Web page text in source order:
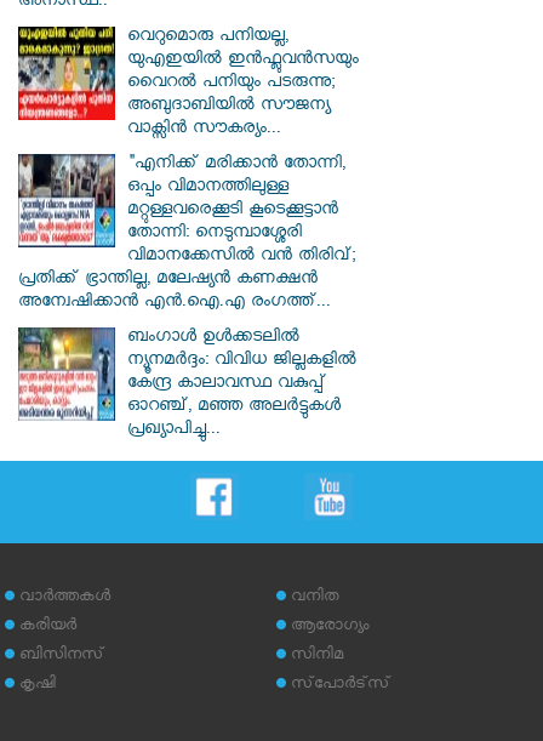
വെറുമൊരു പനിയല്ല,
യുഎഇയിൽ ഇൻഫ്ലുവൻസയും
വൈറൽ പനിയും പടരുന്നു;
അബുദാബിയിൽ സൗജന്യ
വാക്സിൻ സൗകര്യം...
"എനിക്ക് മരിക്കാൻ തോന്നി,
ഒപ്പം വിമാനത്തിലുള്ള
മറ്റുള്ളവരെക്കൂടി കൂടെക്കൂട്ടാൻ
തോന്നി: നെടുമ്പാശ്ശേരി
വിമാനക്കേസിൽ വൻ തിരിവ്;
പ്രതിക്ക് ഭ്രാന്തില്ല, മലേഷ്യൻ കണക്ഷൻ
അന്വേഷിക്കാൻ എൻ.ഐ.എ രംഗത്ത്...
ബംഗാൾ ഉൾക്കടലിൽ
ന്യൂനമർദ്ദം: വിവിധ ജില്ലകളിൽ
കേന്ദ്ര കാലാവസ്ഥ വകുപ്പ്
ഓറഞ്ച്, മഞ്ഞ അലർട്ടുകൾ
പ്രഖ്യാപിച്ചു...
വാര്‍ത്തകള്‍
കരിയര്‍
ബിസിനസ്
കൃഷി
വനിത
ആരോഗ്യം
സിനിമ
സ്‌പോര്‍ട്‌സ്